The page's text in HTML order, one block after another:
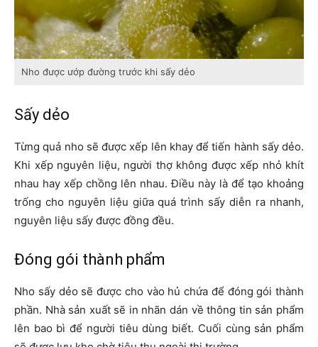
Nho được ướp đường trước khi sấy dẻo
Sấy dẻo
Từng quả nho sẽ được xếp lên khay để tiến hành sấy dẻo.
Khi xếp nguyên liệu, người thợ không được xếp nhỏ khít
nhau hay xếp chồng lên nhau. Điều này là để tạo khoảng
trống cho nguyên liệu giữa quá trình sấy diễn ra nhanh,
nguyên liệu sấy được đồng đều.
Đóng gói thành phẩm
Nho sấy dẻo sẽ được cho vào hủ chứa để đóng gói thành
phần. Nhà sản xuất sẽ in nhãn dán về thông tin sản phẩm
lên bao bì để người tiêu dùng biết. Cuối cùng sản phẩm